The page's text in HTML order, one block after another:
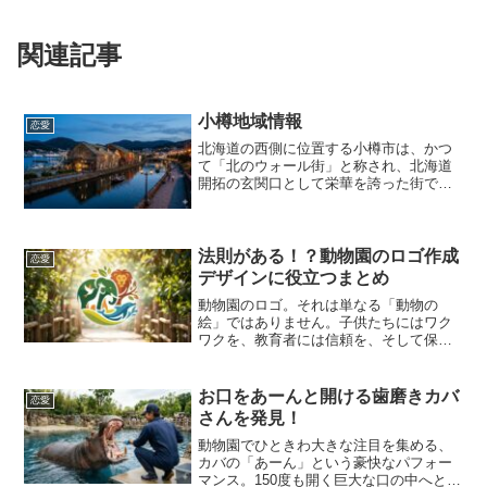
関連記事
恋愛 小樽地域情報
北海道の西側に位置する小樽市は、かつ
て「北のウォール街」と称され、北海道
開拓の玄関口として栄華を誇った街で
まらない、深い文化と生活の...
恋愛
法則がある！？動物園のロゴ作成
デザインに役立つまとめ
動物園のロゴ。それは単なる「動物の
絵」ではありません。子供たちにはワク
ワクを、教育者には信頼を、そして保全
有名な動物園のロゴを分析すると、そこ
には驚くほど共通した「成功...
恋愛
お口をあーんと開ける歯磨きカバ
さんを発見！
動物園でひときわ大きな注目を集める、
カバの「あーん」という豪快なパフォー
マンス。150度も開く巨大な口の中へと、